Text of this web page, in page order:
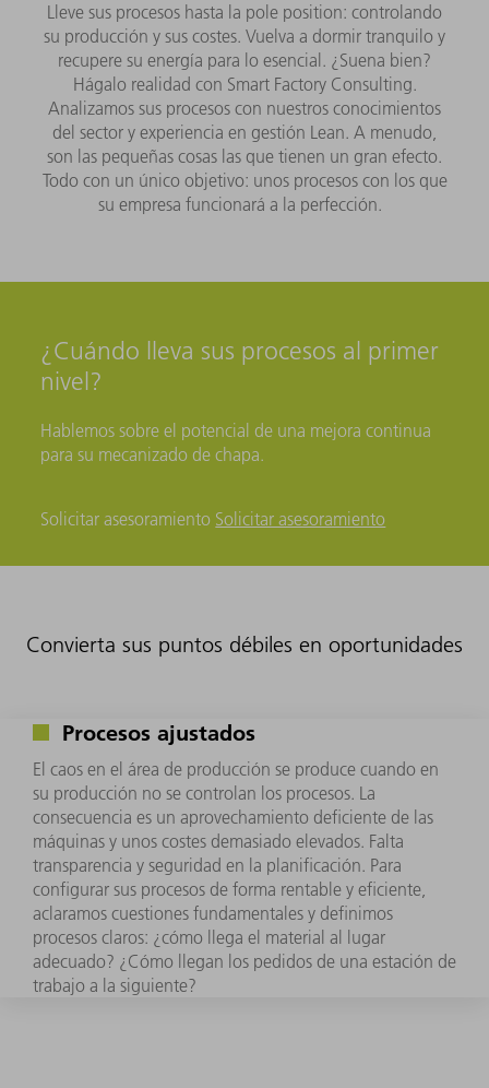
Lleve sus procesos hasta la pole position: controlando
su producción y sus costes. Vuelva a dormir tranquilo y
recupere su energía para lo esencial. ¿Suena bien?
Hágalo realidad con Smart Factory Consulting.
Analizamos sus procesos con nuestros conocimientos
del sector y experiencia en gestión Lean. A menudo,
son las pequeñas cosas las que tienen un gran efecto.
Todo con un único objetivo: unos procesos con los que
su empresa funcionará a la perfección.
¿Cuándo lleva sus procesos al primer
nivel?
Hablemos sobre el potencial de una mejora continua
para su mecanizado de chapa.
Solicitar asesoramiento Solicitar asesoramiento
Convierta sus puntos débiles en oportunidades
Procesos ajustados
El caos en el área de producción se produce cuando en
su producción no se controlan los procesos. La
consecuencia es un aprovechamiento deficiente de las
máquinas y unos costes demasiado elevados. Falta
transparencia y seguridad en la planificación. Para
configurar sus procesos de forma rentable y eficiente,
aclaramos cuestiones fundamentales y definimos
procesos claros: ¿cómo llega el material al lugar
adecuado? ¿Cómo llegan los pedidos de una estación de
trabajo a la siguiente?